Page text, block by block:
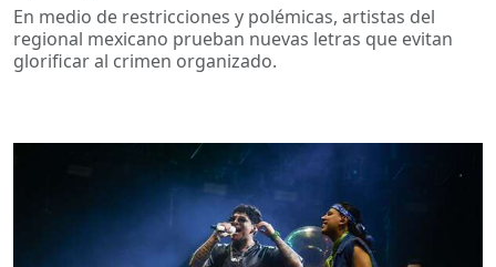
En medio de restricciones y polémicas, artistas del
regional mexicano prueban nuevas letras que evitan
glorificar al crimen organizado.